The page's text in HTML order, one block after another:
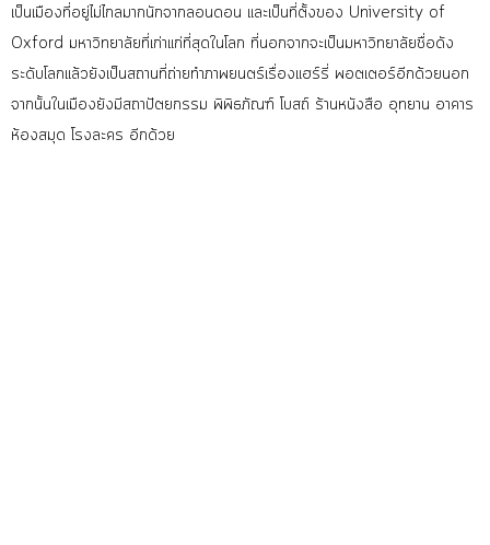
เป็นเมืองที่อยู่ไม่ไกลมากนักจากลอนดอน และเป็นที่ตั้งของ University of
Oxford มหาวิทยาลัยที่เก่าแก่ที่สุดในโลก ที่นอกจากจะเป็นมหาวิทยาลัยชื่อดัง
ระดับโลกแล้วยังเป็นสถานที่ถ่ายทำภาพยนตร์เรื่องแฮร์รี่ พอตเตอร์อีกด้วยนอก
จากนั้นในเมืองยังมีสถาปัตยกรรม พิพิธภัณฑ์ โบสถ์ ร้านหนังสือ อุทยาน อาคาร
ห้องสมุด โรงละคร อีกด้วย